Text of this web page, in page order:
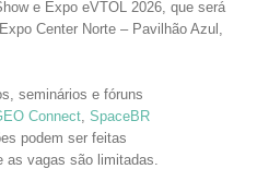
e Expo eVTOL 2026, que será
Center Norte – Pavilhão Azul,
seminários e fóruns
Connect, SpaceBR
podem ser feitas
as vagas são limitadas.